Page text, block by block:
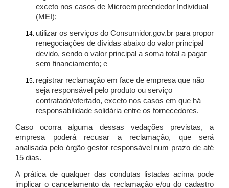
exceto nos casos de Microempreendedor Individual
(MEI);
utilizar os serviços do Consumidor.gov.br para propor
renegociações de dívidas abaixo do valor principal
devido, sendo o valor principal a soma total a pagar
sem financiamento; e
registrar reclamação em face de empresa que não
seja responsável pelo produto ou serviço
contratado/ofertado, exceto nos casos em que há
responsabilidade solidária entre os fornecedores.
Caso ocorra alguma dessas vedações previstas, a
empresa poderá recusar a reclamação, que será
analisada pelo órgão gestor responsável num prazo de até
15 dias.
A prática de qualquer das condutas listadas acima pode
implicar o cancelamento da reclamação e/ou do cadastro